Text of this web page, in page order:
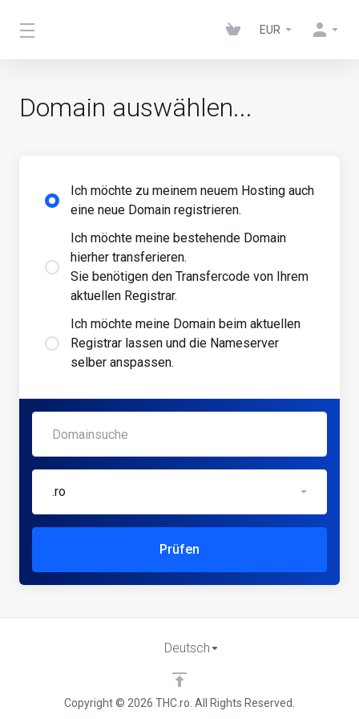
EUR
Domain auswählen...
Ich möchte zu meinem neuem Hosting auch
eine neue Domain registrieren.
Ich möchte meine bestehende Domain
hierher transferieren.
Sie benötigen den Transfercode von Ihrem
aktuellen Registrar.
Ich möchte meine Domain beim aktuellen
Registrar lassen und die Nameserver
selber anspassen.
.ro
Prüfen
Copyright © 2026 THC.ro. All Rights Reserved.
Deutsch